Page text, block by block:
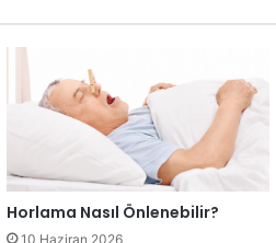
Horlama Nasıl Önlenebilir?
10 Haziran 2026